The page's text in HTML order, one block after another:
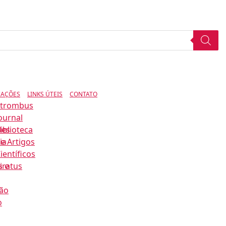
e
Artigos
LINKS ÚTEIS CONTATO